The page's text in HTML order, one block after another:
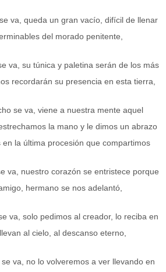
va, queda un gran vacío, difícil de llenar
del morado penitente,
va, su túnica y paletina serán de los más
recordarán su presencia en esta tierra,
se va, viene a nuestra mente aquel
la mano y le dimos un abrazo
la última procesión que compartimos
va, nuestro corazón se entristece porque
hermano se nos adelantó,
va, solo pedimos al creador, lo reciba en
al cielo, al descanso eterno,
va, no lo volveremos a ver llevando en